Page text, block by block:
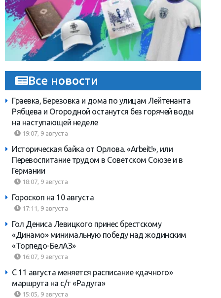
Все новости
Граевка, Березовка и дома по улицам Лейтенанта
Рябцева и Огородной останутся без горячей воды
на наступающей неделе
19:07, 9 августа
Историческая байка от Орлова. «Arbeit!», или
Перевоспитание трудом в Советском Союзе и в
Германии
18:07, 9 августа
Гороскоп на 10 августа
17:11, 9 августа
Гол Дениса Левицкого принес брестскому
«Динамо» минимальную победу над жодинским
«Торпедо-БелАЗ»
16:07, 9 августа
С 11 августа меняется расписание «дачного»
маршрута на с/т «Радуга»
15:05, 9 августа